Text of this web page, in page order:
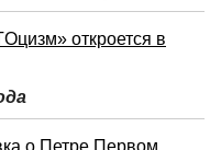
откроется в
о Петре Первом